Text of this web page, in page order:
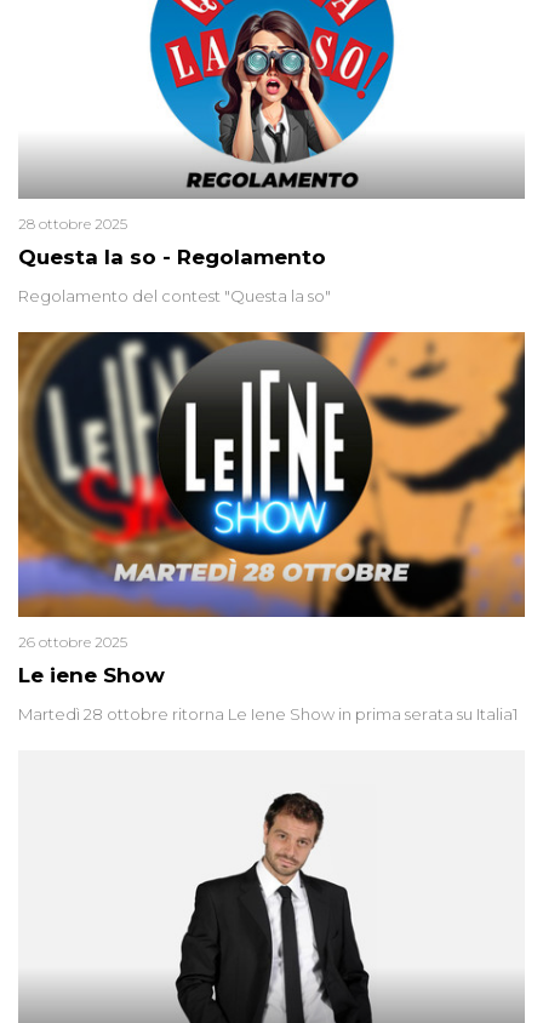
Questa la so - Regolamento
28 ottobre 2025
Regolamento del contest "Questa la so"
Le iene Show
26 ottobre 2025
Martedì 28 ottobre ritorna Le Iene Show in prima serata su Italia1